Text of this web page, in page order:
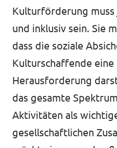
Kulturförderung
und inklusiv sein. Sie
dass die soziale
Kulturschaffende eine
Herausforderung
das gesamte
Aktivitäten als
gesellschaftlichen